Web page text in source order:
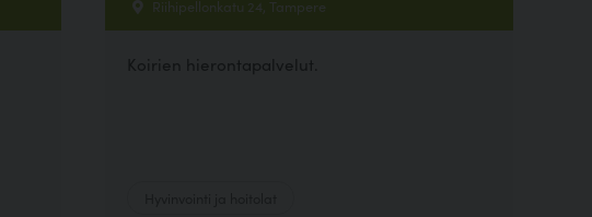
Riihipellonkatu 24, Tampere
Koirien hierontapalvelut.